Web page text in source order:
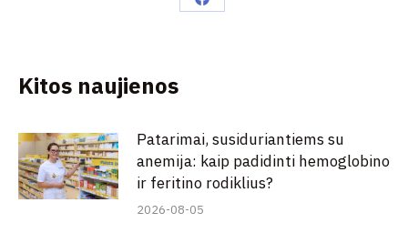
Share
Kitos naujienos
Patarimai, susiduriantiems su
anemija: kaip padidinti hemoglobino
ir feritino rodiklius?
2026-08-05